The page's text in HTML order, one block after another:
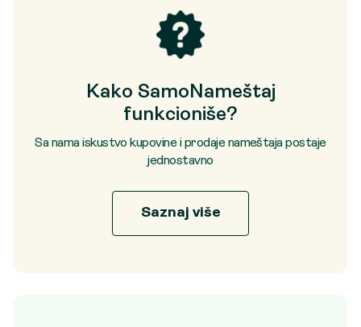
Kako SamoNameštaj
funkcioniše?
Sa nama iskustvo kupovine i prodaje nameštaja postaje
jednostavno
Saznaj više